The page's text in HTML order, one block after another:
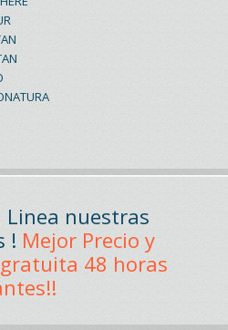
Linea nuestras
! Mejor Precio y
48 horas